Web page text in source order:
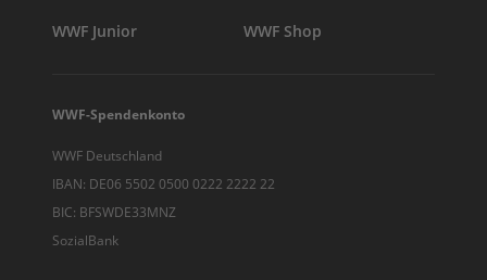
WWF Junior WWF Shop
WWF-Spendenkonto
WWF Deutschland
IBAN: DE06 5502 0500 0222 2222 22
BIC: BFSWDE33MNZ
SozialBank